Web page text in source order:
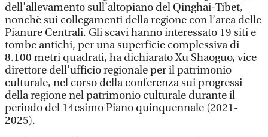
dell’allevamento sull’altopiano del Qinghai-Tibet,
nonchè sui collegamenti della regione con l’area delle
Pianure Centrali. Gli scavi hanno interessato 19 siti e
tombe antichi, per una superficie complessiva di
8.100 metri quadrati, ha dichiarato Xu Shaoguo, vice
direttore dell’ufficio regionale per il patrimonio
culturale, nel corso della conferenza sui progressi
della regione nel patrimonio culturale durante il
periodo del 14esimo Piano quinquennale (2021-
2025).